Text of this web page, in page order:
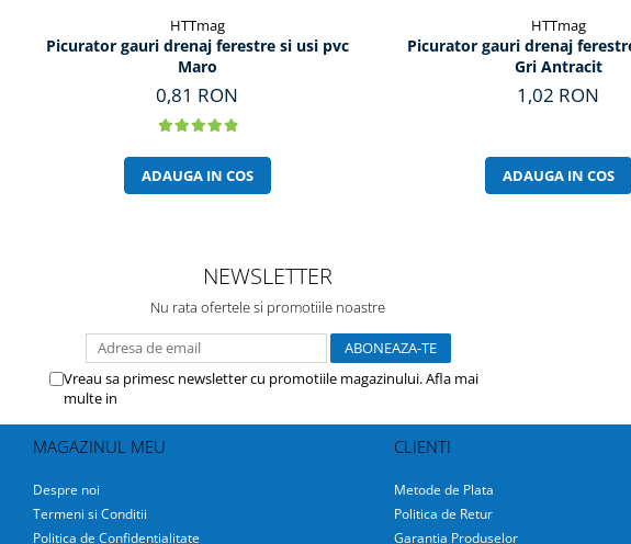
HTTmag
Picurator gauri drenaj ferestre si usi pvc
Maro
0,81 RON
ADAUGA IN COS
HTTmag
Picurator gauri drenaj
Gri Antracit
1,02 RON
ADAUGA IN COS
NEWSLETTER
Nu rata ofertele si promotiile noastre
Vreau sa primesc newsletter cu promotiile magazinului. Afla mai
multe in
MAGAZINUL MEU
Despre noi
Termeni si Conditii
Politica de Confidentialitate
CLIENTI
Metode de Plata
Politica de Retur
Garantia Produselor